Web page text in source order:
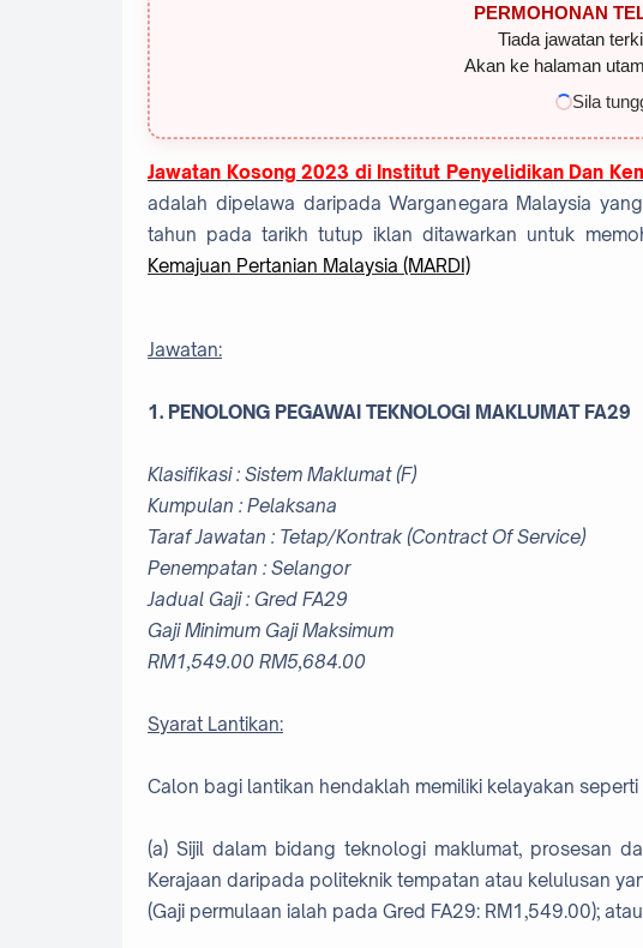
PERMOHONAN
Tiada jawatan
Akan ke halaman
Sila
Jawatan Kosong 2023 di Institut Penyelidikan Dan
adalah dipelawa daripada Warganegara Malaysia
tahun pada tarikh tutup iklan ditawarkan untuk
Kemajuan Pertanian Malaysia (MARDI)
Jawatan:
1. PENOLONG PEGAWAI TEKNOLOGI MAKLUMAT FA29
Klasifikasi : Sistem Maklumat (F)
Kumpulan : Pelaksana
Taraf Jawatan : Tetap/Kontrak (Contract Of Service)
Penempatan : Selangor
Jadual Gaji : Gred FA29
Gaji Minimum Gaji Maksimum
RM1,549.00 RM5,684.00
Syarat Lantikan:
Calon bagi lantikan hendaklah memiliki kelayakan seperti
(a) Sijil dalam bidang teknologi maklumat, prosesan
Kerajaan daripada politeknik tempatan atau kelulusan
(Gaji permulaan ialah pada Gred FA29: RM1,549.00); atau